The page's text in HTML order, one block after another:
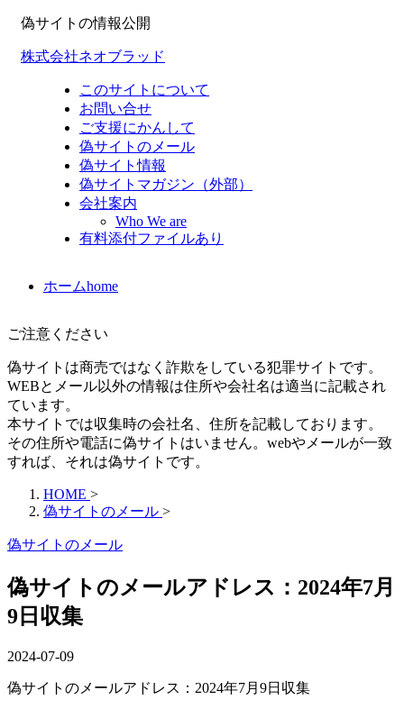
偽サイトの情報公開
株式会社ネオブラッド
このサイトについて
お問い合せ
ご支援にかんして
偽サイトのメール
偽サイト情報
偽サイトマガジン（外部）
会社案内
Who We are
有料添付ファイルあり
ホームhome
ご注意ください
偽サイトは商売ではなく詐欺をしている犯罪サイトです。
WEBとメール以外の情報は住所や会社名は適当に記載され
ています。
本サイトでは収集時の会社名、住所を記載しております。
その住所や電話に偽サイトはいません。webやメールが一致
すれば、それは偽サイトです。
HOME >
偽サイトのメール >
偽サイトのメール
偽サイトのメールアドレス：2024年7月
9日収集
2024-07-09
偽サイトのメールアドレス：2024年7月9日収集